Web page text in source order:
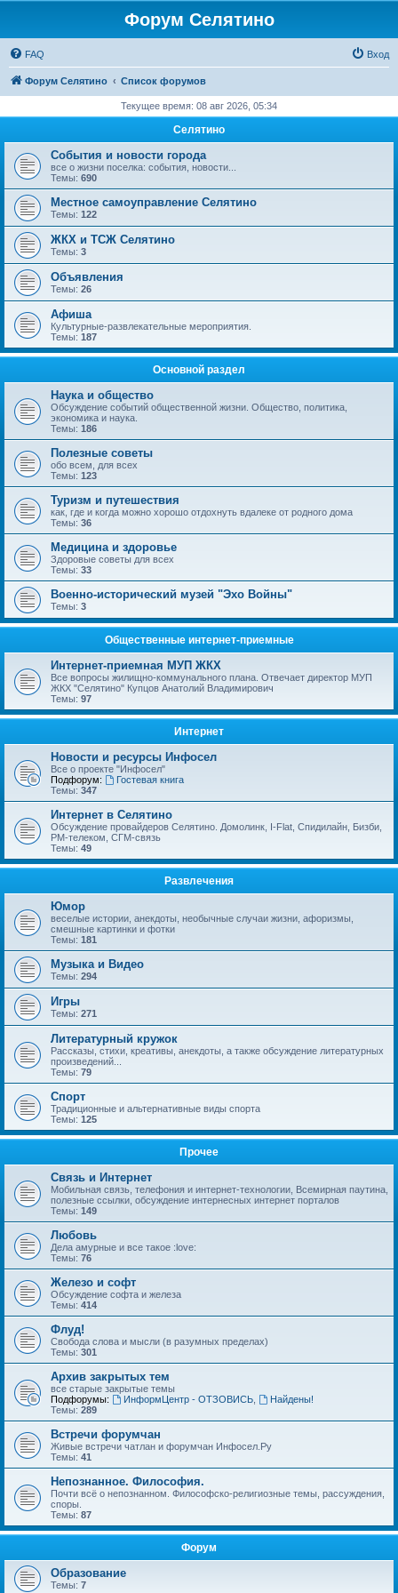
Форум Селятино
FAQ Вход
Форум Селятино Список форумов
Текущее время: 08 авг 2026, 05:34
Селятино
События и новости города
все о жизни поселка: события, новости...
Темы: 690
Местное самоуправление Селятино
Темы: 122
ЖКХ и ТСЖ Селятино
Темы: 3
Объявления
Темы: 26
Афиша
Культурные-развлекательные мероприятия.
Темы: 187
Основной раздел
Наука и общество
Обсуждение событий общественной жизни. Общество, политика,
экономика и наука.
Темы: 186
Полезные советы
обо всем, для всех
Темы: 123
Туризм и путешествия
как, где и когда можно хорошо отдохнуть вдалеке от родного дома
Темы: 36
Медицина и здоровье
Здоровые советы для всех
Темы: 33
Военно-исторический музей "Эхо Войны"
Темы: 3
Общественные интернет-приемные
Интернет-приемная МУП ЖКХ
Все вопросы жилищно-коммунального плана. Отвечает директор МУП
ЖКХ "Селятино" Купцов Анатолий Владимирович
Темы: 97
Интернет
Новости и ресурсы Инфосел
Все о проекте "Инфосел"
Подфорум:
Гостевая книга
Темы: 347
Интернет в Селятино
Обсуждение провайдеров Селятино. Домолинк, I-Flat, Спидилайн, Бизби,
РМ-телеком, СГМ-связь
Темы: 49
Развлечения
Юмор
веселые истории, анекдоты, необычные случаи жизни, афоризмы,
смешные картинки и фотки
Темы: 181
Музыка и Видео
Темы: 294
Игры
Темы: 271
Литературный кружок
Рассказы, стихи, креативы, анекдоты, а также обсуждение литературных
произведений...
Темы: 79
Спорт
Традиционные и альтернативные виды спорта
Темы: 125
Прочее
Связь и Интернет
Мобильная связь, телефония и интернет-технологии, Всемирная паутина,
полезные ссылки, обсуждение интернесных интернет порталов
Темы: 149
Любовь
Дела амурные и все такое :love:
Темы: 76
Железо и софт
Обсуждение софта и железа
Темы: 414
Флуд!
Свобода слова и мысли (в разумных пределах)
Темы: 301
Архив закрытых тем
все старые закрытые темы
Подфорумы:
ИнформЦентр - ОТЗОВИСЬ,
Найдены!
Темы: 289
Встречи форумчан
Живые встречи чатлан и форумчан Инфосел.Ру
Темы: 41
Непознанное. Философия.
Почти всё о непознанном. Философско-религиозные темы, рассуждения,
споры.
Темы: 87
Форум
Образование
Темы: 7